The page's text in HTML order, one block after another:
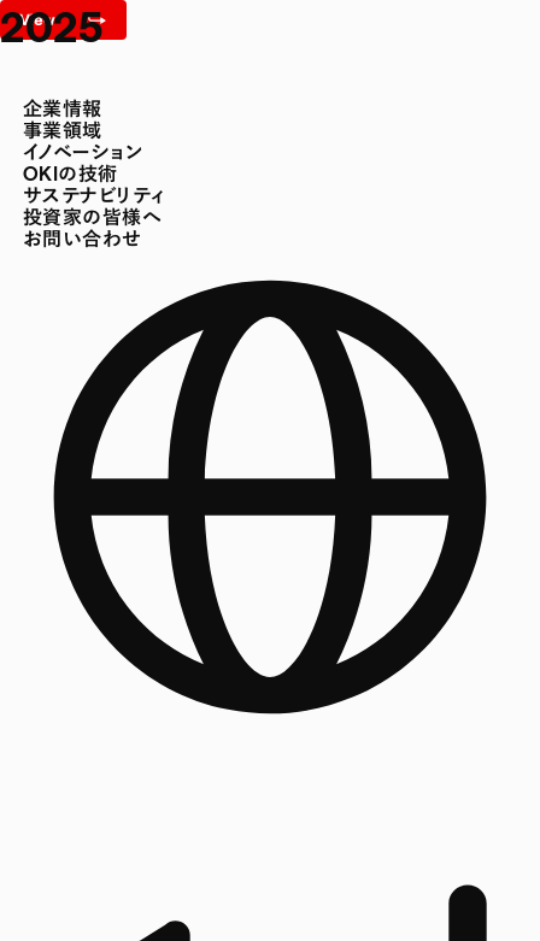
企業情報
事業領域
イノベーション
OKIの技術
サステナビリティ
投資家の皆様へ
お問い合わせ
2025